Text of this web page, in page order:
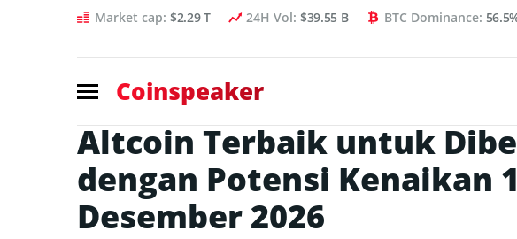
Market cap: $2.29 T 24H Vol: $39.55 B BTC Dominance:
Coinspeaker
Altcoin Terbaik untuk
dengan Potensi Kenaikan
Desember 2026